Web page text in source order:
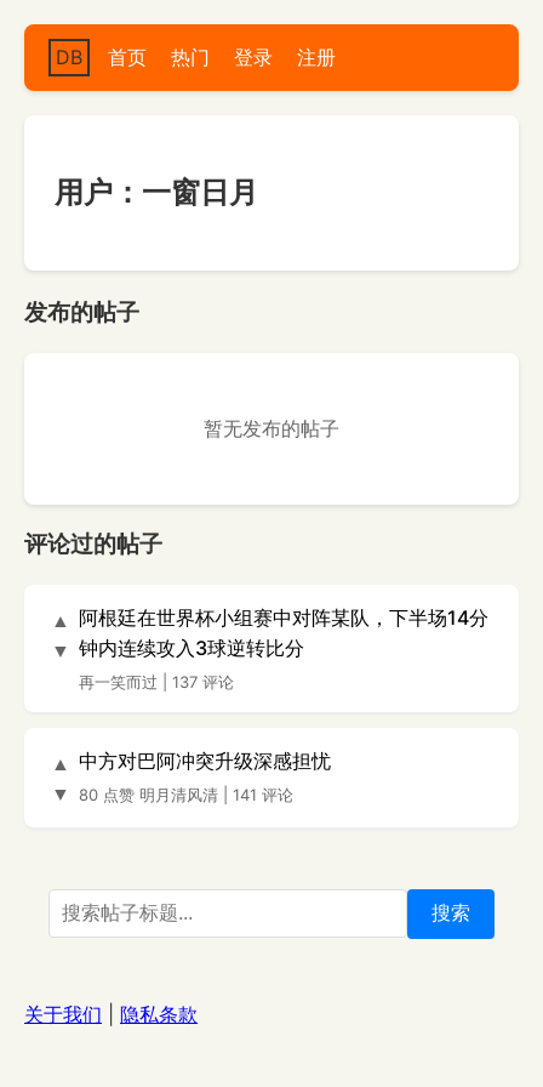
DB 首页 热门 登录 注册
用户：一窗日月
发布的帖子
暂无发布的帖子
评论过的帖子
▲
▼
阿根廷在世界杯小组赛中对阵某队，下半场14分
钟内连续攻入3球逆转比分
再一笑而过 137 评论
▲
▼
中方对巴阿冲突升级深感担忧
80 点赞 明月清风清 141 评论
搜索
关于我们 隐私条款